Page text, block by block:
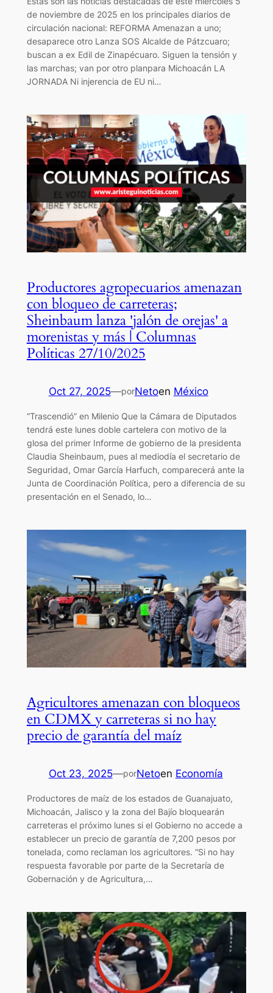
de noviembre de 2025 en los principales diarios de
circulación nacional: REFORMA Amenazan a uno;
desaparece otro Lanza SOS Alcalde de Pátzcuaro;
buscan a ex Edil de Zinapécuaro. Siguen la tensión y
las marchas; van por otro planpara Michoacán LA
JORNADA Ni injerencia de EU ni…
Productores agropecuarios amenazan
con bloqueo de carreteras;
Sheinbaum lanza 'jalón de orejas' a
morenistas y más | Columnas
Políticas 27/10/2025
Oct 27, 2025—porNetoen México
“Trascendió” en Milenio Que la Cámara de Diputados
tendrá este lunes doble cartelera con motivo de la
glosa del primer Informe de gobierno de la presidenta
Claudia Sheinbaum, pues al mediodía el secretario de
Seguridad, Omar García Harfuch, comparecerá ante la
Junta de Coordinación Política, pero a diferencia de su
presentación en el Senado, lo…
Agricultores amenazan con bloqueos
en CDMX y carreteras si no hay
precio de garantía del maíz
Oct 23, 2025—porNetoen Economía
Productores de maíz de los estados de Guanajuato,
Michoacán, Jalisco y la zona del Bajío bloquearán
carreteras el próximo lunes si el Gobierno no accede a
establecer un precio de garantía de 7,200 pesos por
tonelada, como reclaman los agricultores. “Si no hay
respuesta favorable por parte de la Secretaría de
Gobernación y de Agricultura,…